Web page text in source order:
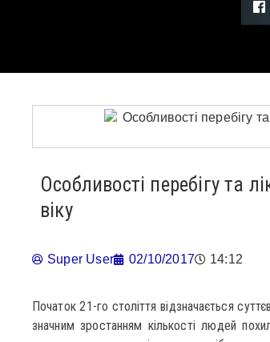
Особливості перебігу та
віку
Super User 02/10/2017 14:12
Початок 21-го століття відзначається
значним зростанням кількості людей